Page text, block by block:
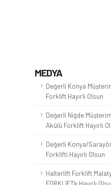
MEDYA
Değerli Konya
Forklift Hayırlı Olsun
Değerli Niğde
Akülü Forklift Hayırlı
Değerli Konya/
Forklifti Hayırlı Olsun
Halterlift Forklift